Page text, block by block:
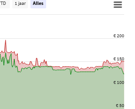
€ 50
€ 100
€ 150
€ 200
1 jaar Alles